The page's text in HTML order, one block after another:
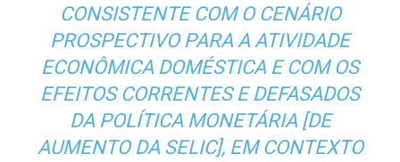
CONSISTENTE COM O CENÁRIO
PROSPECTIVO PARA A ATIVIDADE
ECONÔMICA DOMÉSTICA E COM OS
EFEITOS CORRENTES E DEFASADOS
DA POLÍTICA MONETÁRIA [DE
AUMENTO DA SELIC], EM CONTEXTO